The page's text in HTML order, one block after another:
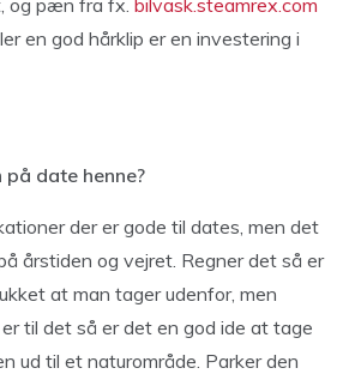
og pæn fra fx. bilvask.steamrex.com
en god hårklip er en investering i
date henne?
der er gode til dates, men det
årstiden og vejret. Regner det så er
at man tager udenfor, men
til det så er det en god ide at tage
ud til et naturområde. Parker den